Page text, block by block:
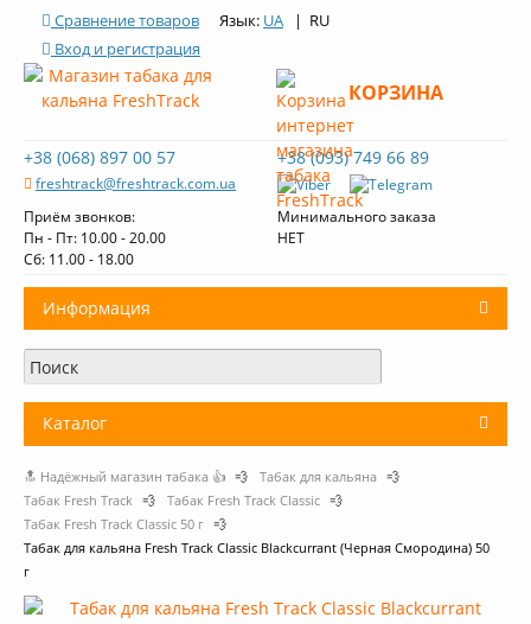
Сравнение товаров Язык: UA | RU
Вход и регистрация
+38 (068) 897 00 57
freshtrack@freshtrack.com.ua
+38 (093) 749 66 89
Приём звонков:
Пн - Пт: 10.00 - 20.00
Cб: 11.00 - 18.00
Минимального заказа
НЕТ
КОРЗИНА
Информация
О нас
Доставка и оплата
Обзоры табака Fresh Track
Каталог
Табак для кальяна
Уголь для кальяна
Комплектующие для кальяна
🔝 Надёжный магазин табака 👍 💨 Табак для кальяна 💨
Табак Fresh Track 💨 Табак Fresh Track Classic 💨
Табак Fresh Track Classic 50 г 💨
Табак для кальяна Fresh Track Classic Blackcurrant (Черная Смородина) 50
г